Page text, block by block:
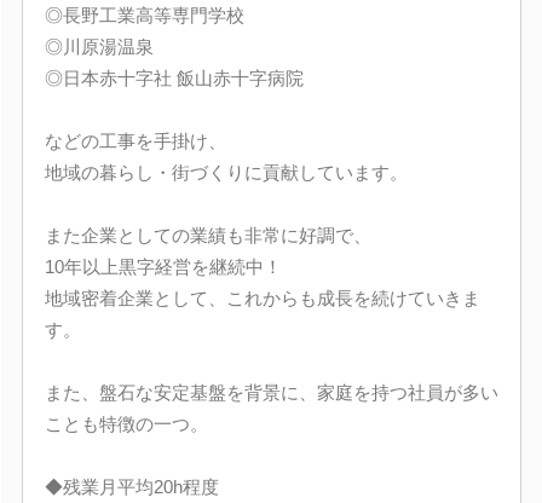
◎長野工業高等専門学校
◎川原湯温泉
◎日本赤十字社 飯山赤十字病院
などの工事を手掛け、
地域の暮らし・街づくりに貢献しています。
また企業としての業績も非常に好調で、
10年以上黒字経営を継続中！
地域密着企業として、これからも成長を続けていきま
す。
また、盤石な安定基盤を背景に、家庭を持つ社員が多い
ことも特徴の一つ。
◆残業月平均20h程度